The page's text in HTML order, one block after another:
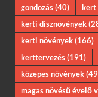
gondozás(40) kert
kerti dísznövények
kerti növények(166)
kerttervezés(191)
közepes növények
magas növésű évelő